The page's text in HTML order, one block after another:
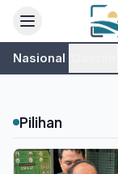
Nasional
Pilihan